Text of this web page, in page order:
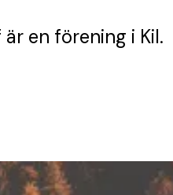
är en förening i Kil.